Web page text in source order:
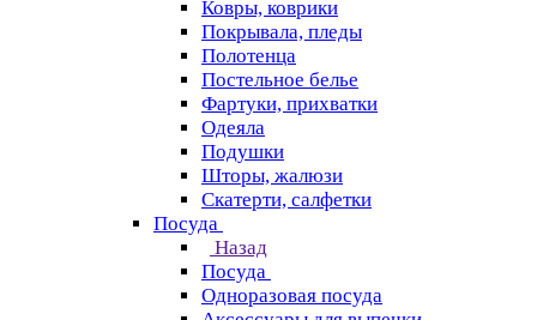
Ковры, коврики
Покрывала, пледы
Полотенца
Постельное белье
Фартуки, прихватки
Одеяла
Подушки
Шторы, жалюзи
Скатерти, салфетки
Посуда
Назад
Посуда
Одноразовая посуда